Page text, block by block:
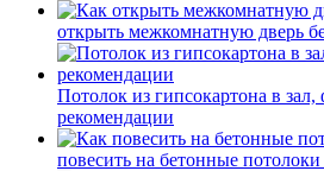
открыть межкомнатную дверь
Потолок из гипсокартона в зал,
рекомендации
повесить на бетонные